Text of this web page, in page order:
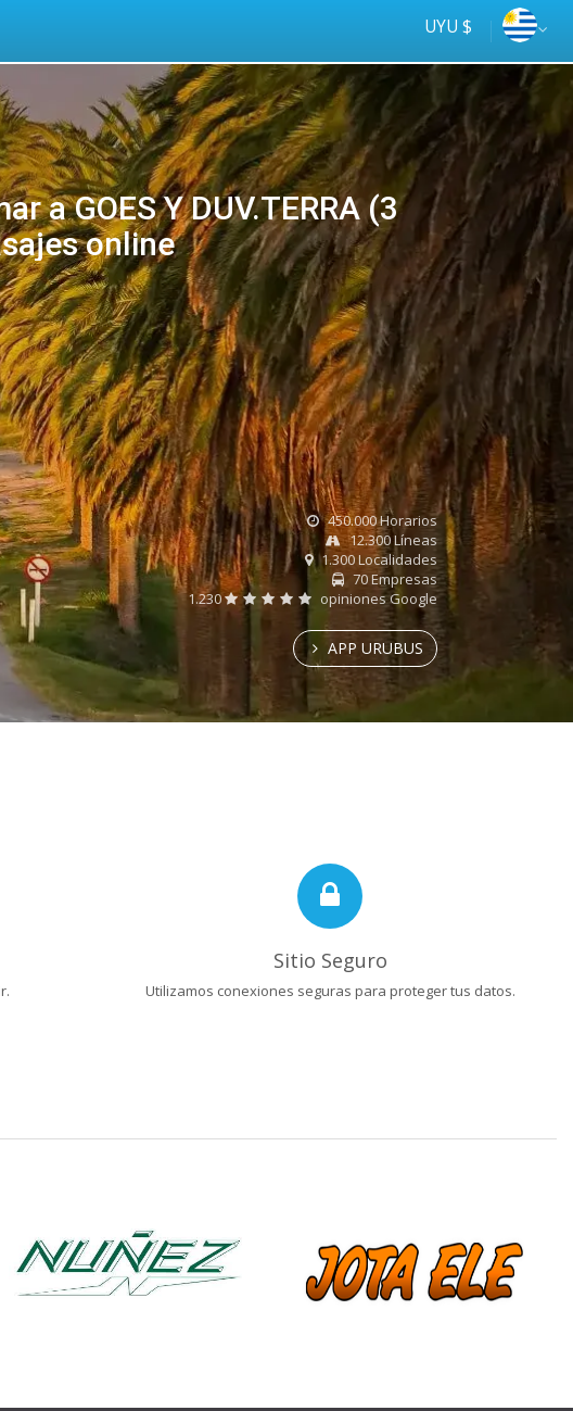
UYU $
a GOES Y DUV.TERRA (3
online
online
Tus
ómnibus
450.000 Horarios
12.300 Líneas
1.300 Localidades
70 Empresas
1.230
opiniones Google
APP URUBUS
Sitio Seguro
Utilizamos conexiones seguras para proteger tus datos.